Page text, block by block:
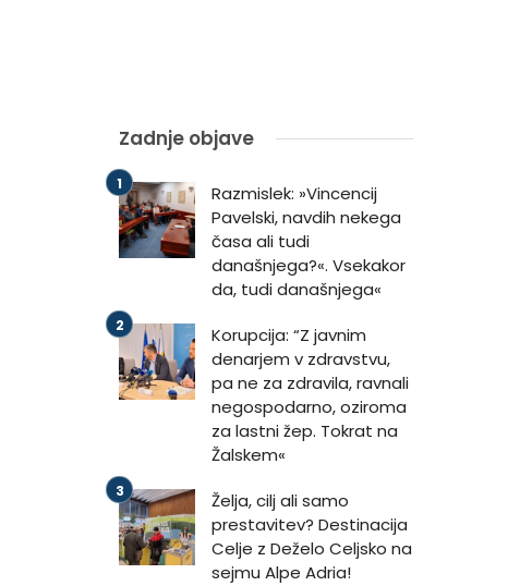
Zadnje objave
Razmislek: »Vincencij
Pavelski, navdih nekega
časa ali tudi
današnjega?«. Vsekakor
da, tudi današnjega«
Korupcija: “Z javnim
denarjem v zdravstvu,
pa ne za zdravila, ravnali
negospodarno, oziroma
za lastni žep. Tokrat na
Žalskem«
Želja, cilj ali samo
prestavitev? Destinacija
Celje z Deželo Celjsko na
sejmu Alpe Adria!